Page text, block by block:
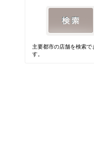
主要都市の店舗を検索で
す。